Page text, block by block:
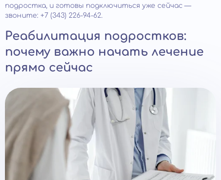
подростка, и готовы подключиться уже сейчас —
звоните: +7 (343) 226-94-62.
Реабилитация подростков:
почему важно начать лечение
прямо сейчас